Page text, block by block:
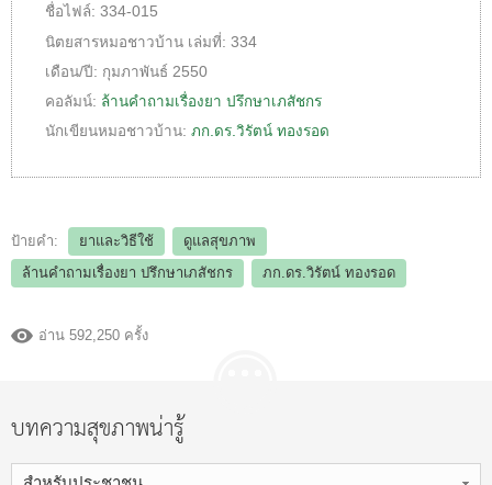
ชื่อไฟล์: 334-015
นิตยสารหมอชาวบ้าน เล่มที่: 334
เดือน/ปี: กุมภาพันธ์ 2550
คอลัมน์: ล้านคำถามเรื่องยา ปรึกษาเภสัชกร
นักเขียนหมอชาวบ้าน: ภก.ดร.วิรัตน์ ทองรอด
ป้ายคำ: ยาและวิธีใช้
ดูแลสุขภาพ
ล้านคำถามเรื่องยา ปรึกษาเภสัชกร
ภก.ดร.วิรัตน์ ทองรอด
อ่าน 592,250 ครั้ง
บทความสุขภาพน่ารู้